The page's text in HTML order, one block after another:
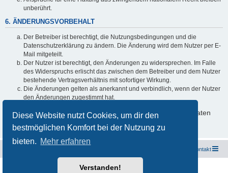
Diese Website nutzt Cookies, um dir den
bestmöglichen Komfort bei der Nutzung zu
bieten. Mehr erfahren
Verstanden!
unberührt.
6. ÄNDERUNGSVORBEHALT
Der Betreiber ist berechtigt, die Nutzungsbedingungen und die
Datenschutzerklärung zu ändern. Die Änderung wird dem Nutzer per E-
Mail mitgeteilt.
Der Nutzer ist berechtigt, den Änderungen zu widersprechen. Im Falle
des Widerspruchs erlischt das zwischen dem Betreiber und dem Nutzer
bestehende Vertragsverhältnis mit sofortiger Wirkung.
Die Änderungen gelten als anerkannt und verbindlich, wenn der Nutzer
den Änderungen zugestimmt hat.
Informationen über den Umgang mit deinen persönlichen Daten
sind in der Datenschutzerklärung enthalten.
Kontakt
phpBB® Forum Software © phpBB Limited